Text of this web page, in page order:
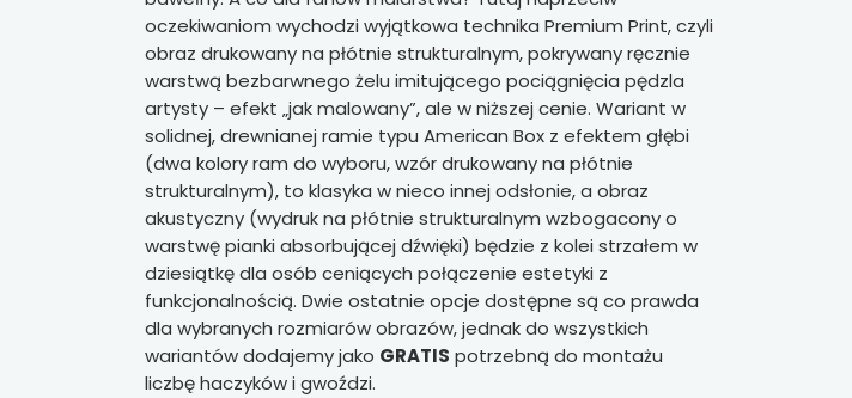
oczekiwaniom wychodzi wyjątkowa technika Premium Print, czyli
obraz drukowany na płótnie strukturalnym, pokrywany ręcznie
warstwą bezbarwnego żelu imitującego pociągnięcia pędzla
artysty – efekt „jak malowany”, ale w niższej cenie. Wariant w
solidnej, drewnianej ramie typu American Box z efektem głębi
(dwa kolory ram do wyboru, wzór drukowany na płótnie
strukturalnym), to klasyka w nieco innej odsłonie, a obraz
akustyczny (wydruk na płótnie strukturalnym wzbogacony o
warstwę pianki absorbującej dźwięki) będzie z kolei strzałem w
dziesiątkę dla osób ceniących połączenie estetyki z
funkcjonalnością. Dwie ostatnie opcje dostępne są co prawda
dla wybranych rozmiarów obrazów, jednak do wszystkich
wariantów dodajemy jako GRATIS potrzebną do montażu
liczbę haczyków i gwoździ.